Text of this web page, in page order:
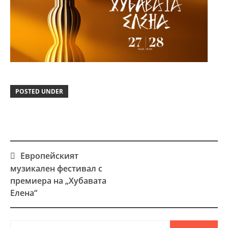
POSTED UNDER
Post
navigation
Европейският
музикален фестивал с
премиера на „Хубавата
Елена“